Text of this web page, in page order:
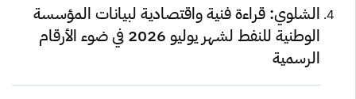
الشلوي: قراءة فنية واقتصادية لبيانات المؤسسة
الوطنية للنفط لشهر يوليو 2026 في ضوء الأرقام
الرسمية